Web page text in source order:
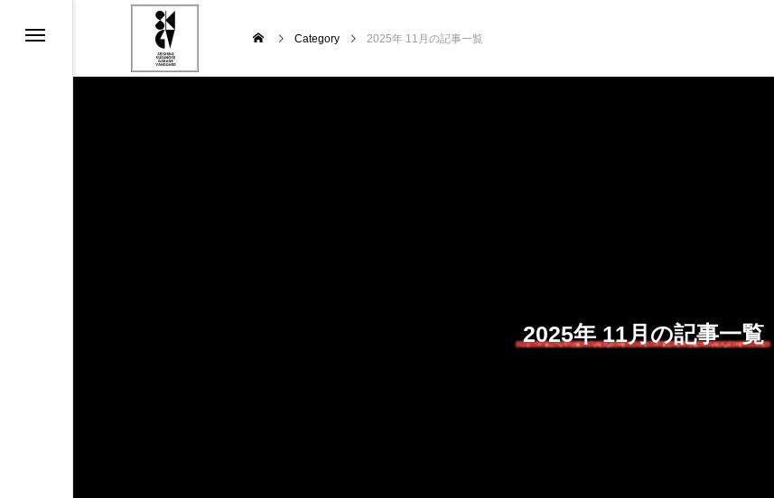
Category 2025年 11月の記事一覧
2025年 11月の記事一覧